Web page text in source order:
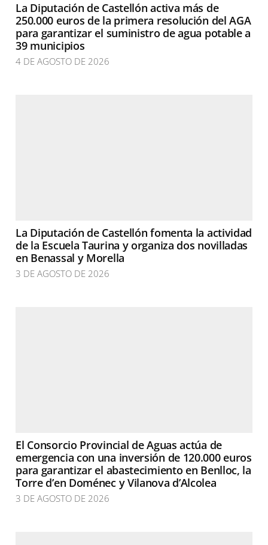
La Diputación de Castellón activa más de
250.000 euros de la primera resolución del AGA
para garantizar el suministro de agua potable a
39 municipios
4 DE AGOSTO DE 2026
La Diputación de Castellón fomenta la actividad
de la Escuela Taurina y organiza dos novilladas
en Benassal y Morella
3 DE AGOSTO DE 2026
El Consorcio Provincial de Aguas actúa de
emergencia con una inversión de 120.000 euros
para garantizar el abastecimiento en Benlloc, la
Torre d’en Doménec y Vilanova d’Alcolea
3 DE AGOSTO DE 2026